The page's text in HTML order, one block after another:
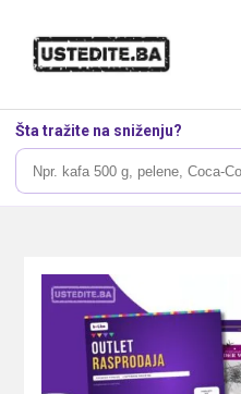
Šta tražite na sniženju?